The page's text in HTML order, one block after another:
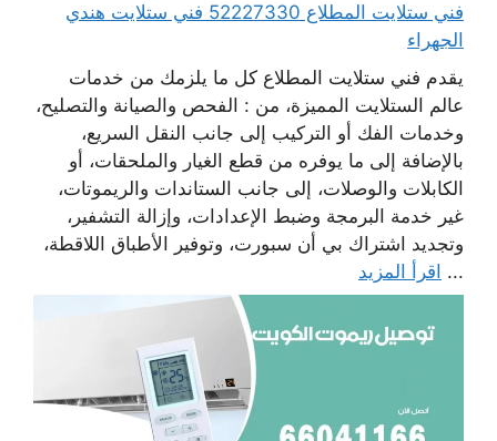
فني ستلايت المطلاع 52227330 فني ستلايت هندي
الجهراء
يقدم فني ستلايت المطلاع كل ما يلزمك من خدمات
عالم الستلايت المميزة، من : الفحص والصيانة والتصليح،
وخدمات الفك أو التركيب إلى جانب النقل السريع،
بالإضافة إلى ما يوفره من قطع الغيار والملحقات، أو
الكابلات والوصلات، إلى جانب الستاندات والريموتات،
غير خدمة البرمجة وضبط الإعدادات، وإزالة التشفير،
وتجديد اشتراك بي أن سبورت، وتوفير الأطباق اللاقطة،
... اقرأ المزيد